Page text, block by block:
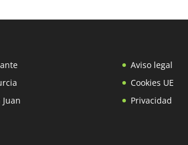
Aviso legal
Cookies UE
Privacidad